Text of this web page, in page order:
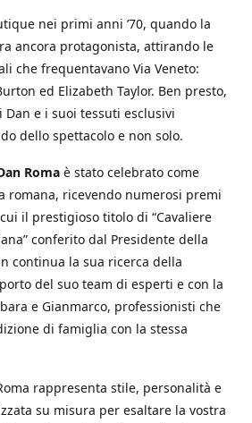
nei primi anni ’70, quando la
ancora protagonista, attirando le
che frequentavano Via Veneto:
ed Elizabeth Taylor. Ben presto,
e i suoi tessuti esclusivi
dello spettacolo e non solo.
Roma è stato celebrato come
romana, ricevendo numerosi premi
il prestigioso titolo di “Cavaliere
conferito dal Presidente della
continua la sua ricerca della
del suo team di esperti e con la
e Gianmarco, professionisti che
di famiglia con la stessa
rappresenta stile, personalità e
su misura per esaltare la vostra